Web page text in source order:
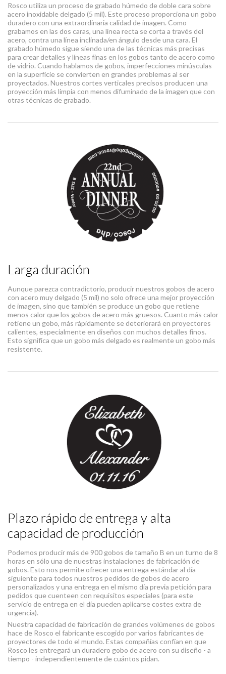
Rosco utiliza un proceso de grabado húmedo de doble cara sobre
acero inoxidable delgado (5 mil). Este proceso proporciona un gobo
duradero con una extraordinaria calidad de imagen. Como
grabamos en las dos caras, una línea recta se corta a través del
acero, contra una línea inclinada/en ángulo desde una cara. El
grabado húmedo sigue siendo una de las técnicas más precisas
para crear detalles y líneas finas en los gobos tanto de acero como
de vidrio. Cuando hablamos de gobos, imperfecciones minúsculas
en la superficie se convierten en grandes problemas al ser
proyectados. Nuestros cortes verticales precisos producen una
proyección más limpia con menos difuminado de la imagen que con
otras técnicas de grabado.
Larga duración
Aunque parezca contradictorio, producir nuestros gobos de acero
con acero muy delgado (5 mil) no solo ofrece una mejor proyección
de imagen, sino que también se produce un gobo que retiene
menos calor que los gobos de acero más gruesos. Cuanto más calor
retiene un gobo, más rápidamente se deteriorará en proyectores
calientes, especialmente en diseños con muchos detalles finos.
Esto significa que un gobo más delgado es realmente un gobo más
resistente.
Plazo rápido de entrega y alta
capacidad de producción
Podemos producir más de 900 gobos de tamaño B en un turno de 8
horas en sólo una de nuestras instalaciones de fabricación de
gobos. Esto nos permite ofrecer una entrega estándar al día
siguiente para todos nuestros pedidos de gobos de acero
personalizados y una entrega en el mismo día previa petición para
pedidos que cuenteen con requisitos especiales (para este
servicio de entrega en el día pueden aplicarse costes extra de
urgencia).
Nuestra capacidad de fabricación de grandes volúmenes de gobos
hace de Rosco el fabricante escogido por varios fabricantes de
proyectores de todo el mundo. Estas compañías confían en que
Rosco les entregará un duradero gobo de acero con su diseño - a
tiempo - independientemente de cuántos pidan.